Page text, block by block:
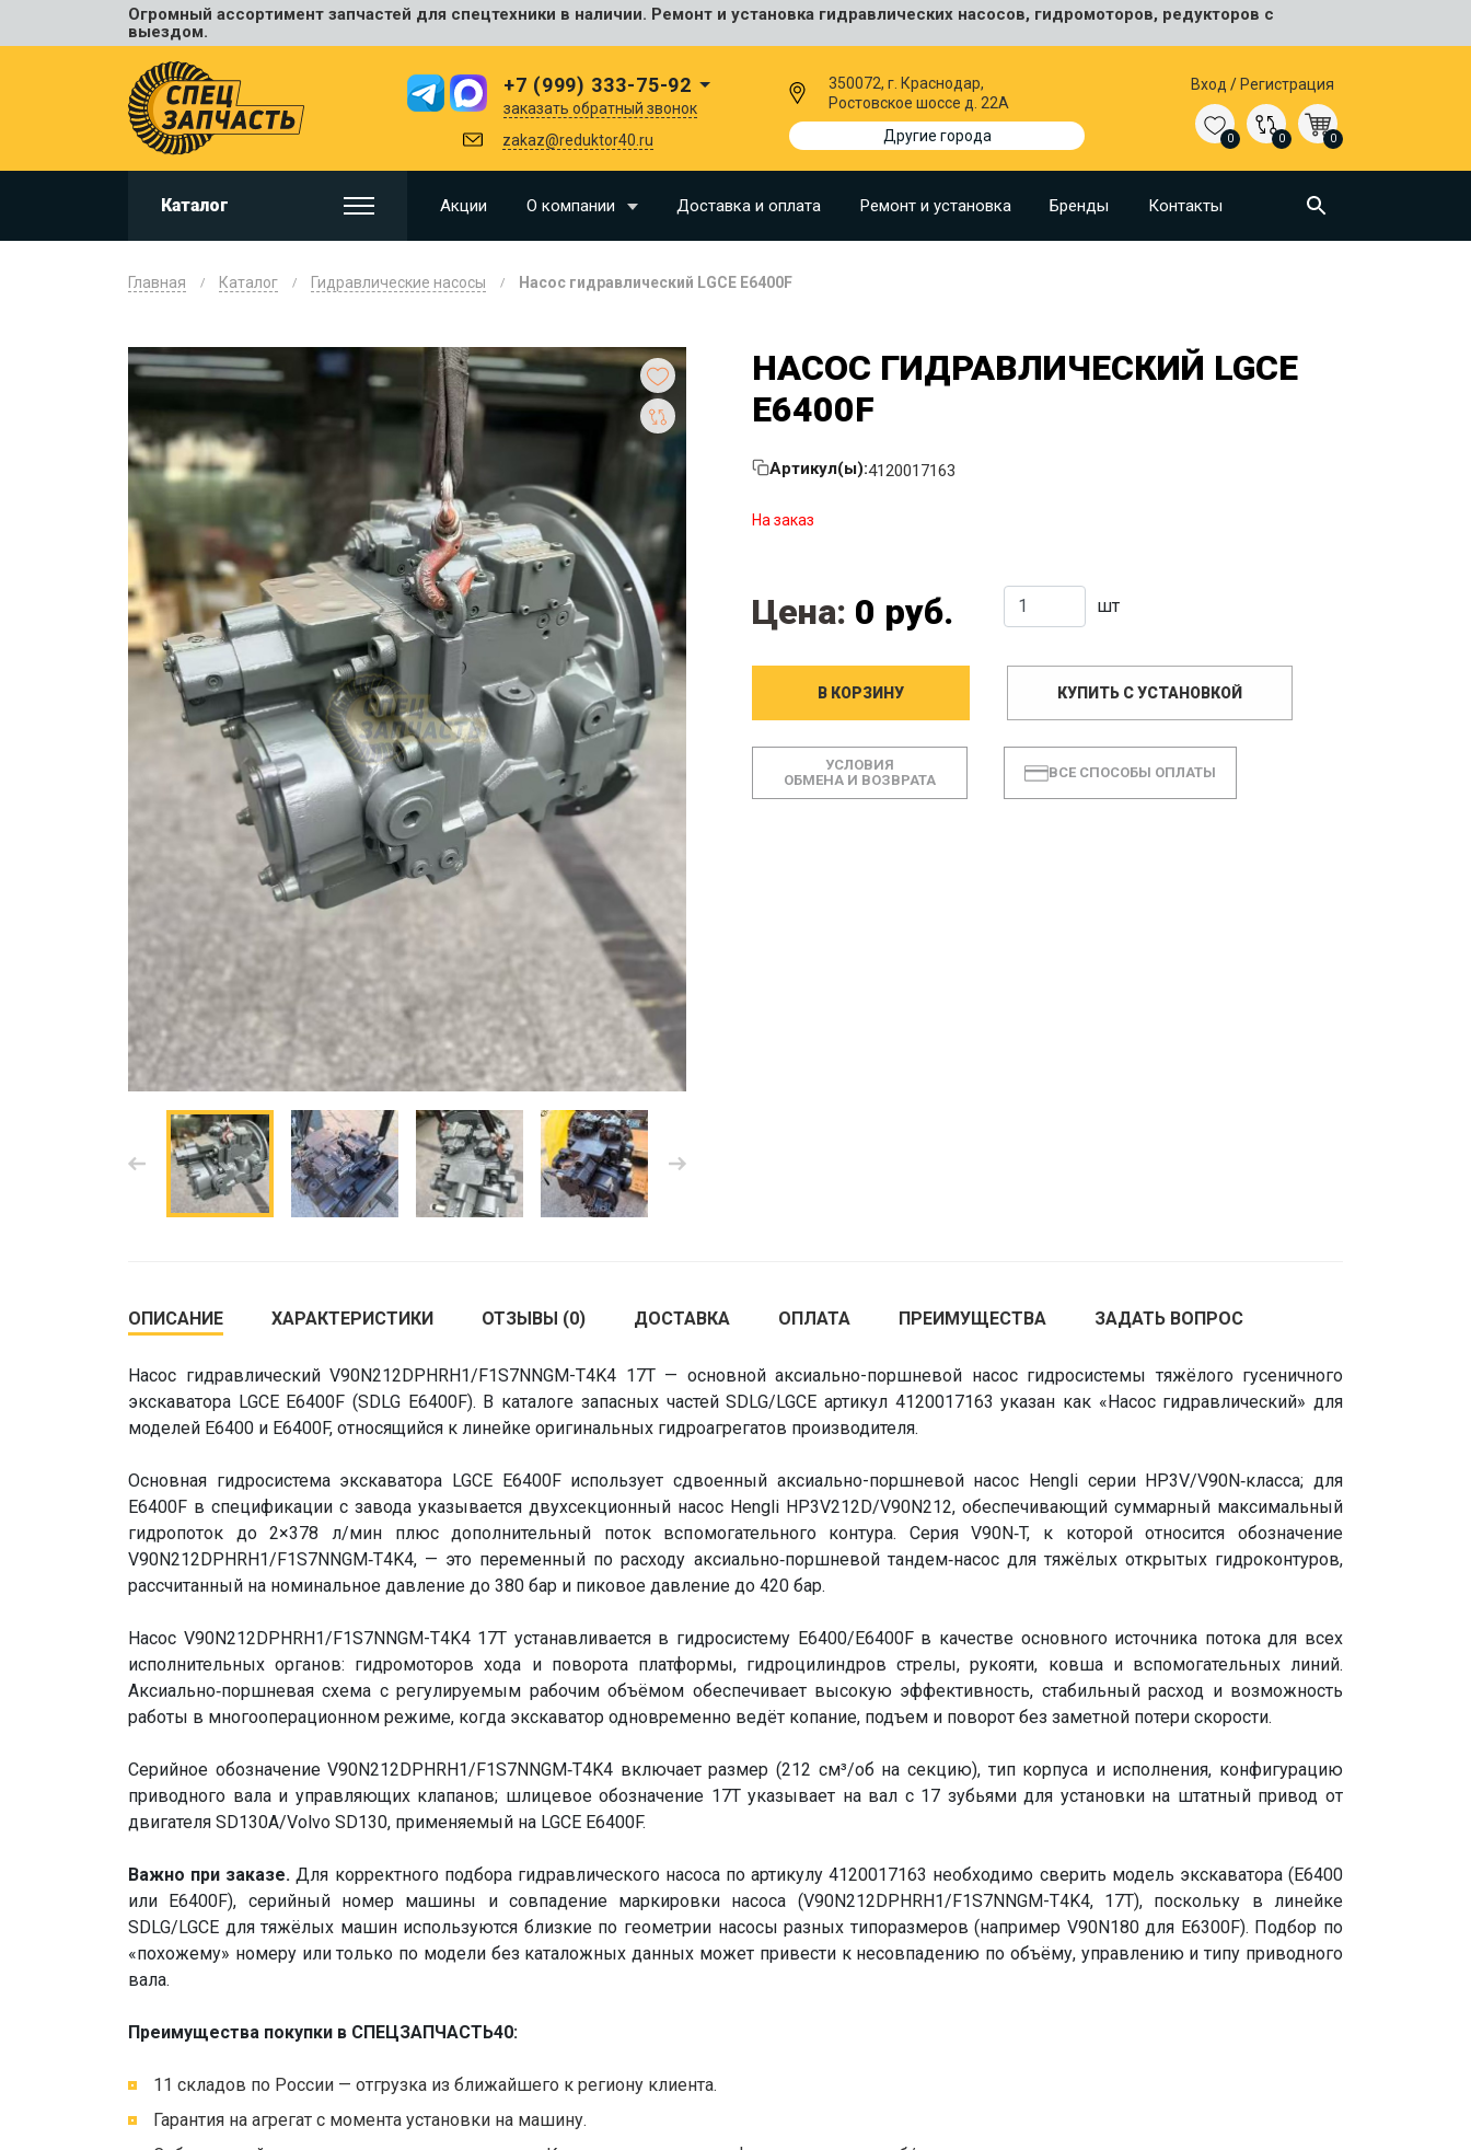
Огромный ассортимент запчастей для спецтехники в наличии. Ремонт и установка гидравлических насосов, гидромоторов, редукторов с
выездом.
+7 (999) 333-75-92
заказать обратный звонок
zakaz@reduktor40.ru
350072, г. Краснодар,
Ростовское шоссе д. 22А
Другие города
Вход / Регистрация
0 0 0
Каталог Акции О компании Доставка и оплата Ремонт и установка Бренды Контакты
Универсальные
HITACHI
HYUNDAI
VOLVO
CAT
CASE
LIUGONG
SANY
SHANTUI
SUMITOMO
JOHN DEERE
Главная Каталог Гидравлические насосы Насос гидравлический LGCE E6400F
НАСОС ГИДРАВЛИЧЕСКИЙ LGCE
E6400F
Артикул(ы):4120017163
На заказ
Цена: 0 руб. шт
В КОРЗИНУ КУПИТЬ С УСТАНОВКОЙ
УСЛОВИЯ
ОБМЕНА И ВОЗВРАТА
ВСЕ СПОСОБЫ ОПЛАТЫ
ОПИСАНИЕ ХАРАКТЕРИСТИКИ ОТЗЫВЫ (0) ДОСТАВКА ОПЛАТА ПРЕИМУЩЕСТВА ЗАДАТЬ ВОПРОС
Насос гидравлический V90N212DPHRH1/F1S7NNGM-T4K4 17T — основной аксиально-поршневой насос гидросистемы тяжёлого гусеничного
экскаватора LGCE E6400F (SDLG E6400F). В каталоге запасных частей SDLG/LGCE артикул 4120017163 указан как «Насос гидравлический» для
моделей E6400 и E6400F, относящийся к линейке оригинальных гидроагрегатов производителя.
Основная гидросистема экскаватора LGCE E6400F использует сдвоенный аксиально-поршневой насос Hengli серии HP3V/V90N‑класса; для
E6400F в спецификации с завода указывается двухсекционный насос Hengli HP3V212D/V90N212, обеспечивающий суммарный максимальный
гидропоток до 2×378 л/мин плюс дополнительный поток вспомогательного контура. Серия V90N‑T, к которой относится обозначение
V90N212DPHRH1/F1S7NNGM‑T4K4, — это переменный по расходу аксиально‑поршневой тандем‑насос для тяжёлых открытых гидроконтуров,
рассчитанный на номинальное давление до 380 бар и пиковое давление до 420 бар.
Насос V90N212DPHRH1/F1S7NNGM-T4K4 17T устанавливается в гидросистему E6400/E6400F в качестве основного источника потока для всех
исполнительных органов: гидромоторов хода и поворота платформы, гидроцилиндров стрелы, рукояти, ковша и вспомогательных линий.
Аксиально‑поршневая схема с регулируемым рабочим объёмом обеспечивает высокую эффективность, стабильный расход и возможность
работы в многооперационном режиме, когда экскаватор одновременно ведёт копание, подъем и поворот без заметной потери скорости.
Серийное обозначение V90N212DPHRH1/F1S7NNGM‑T4K4 включает размер (212 см³/об на секцию), тип корпуса и исполнения, конфигурацию
приводного вала и управляющих клапанов; шлицевое обозначение 17T указывает на вал с 17 зубьями для установки на штатный привод от
двигателя SD130A/Volvo SD130, применяемый на LGCE E6400F.
Важно при заказе. Для корректного подбора гидравлического насоса по артикулу 4120017163 необходимо сверить модель экскаватора (E6400
или E6400F), серийный номер машины и совпадение маркировки насоса (V90N212DPHRH1/F1S7NNGM-T4K4, 17T), поскольку в линейке
SDLG/LGCE для тяжёлых машин используются близкие по геометрии насосы разных типоразмеров (например V90N180 для E6300F). Подбор по
«похожему» номеру или только по модели без каталожных данных может привести к несовпадению по объёму, управлению и типу приводного
вала.
Преимущества покупки в СПЕЦЗАПЧАСТЬ40:
11 складов по России — отгрузка из ближайшего к региону клиента.
Гарантия на агрегат с момента установки на машину.